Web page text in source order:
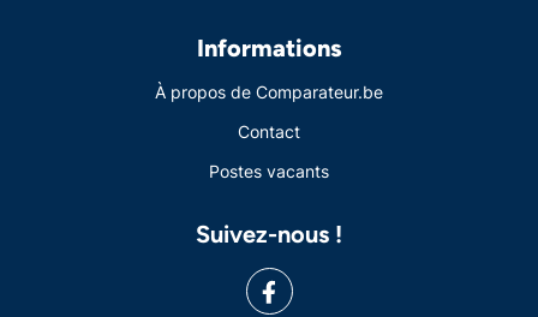
Informations
À propos de Comparateur.be
Contact
Postes vacants
Suivez-nous !